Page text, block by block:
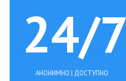
24/7
АНОНИМНО | ДОСТУПНО